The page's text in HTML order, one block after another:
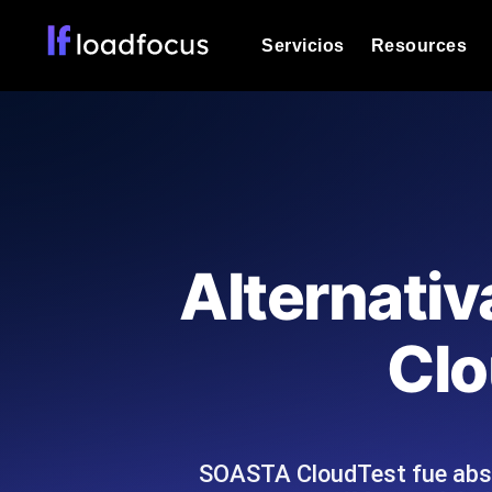
Servicios
ubicaciones cloud con análisis de IA.
Load testing liderado por
los ejecutamos a escala y
Supervisión del
Resources
Explorar categorías de
glosario
Explorar categorías de
SOASTA CloudTest fue